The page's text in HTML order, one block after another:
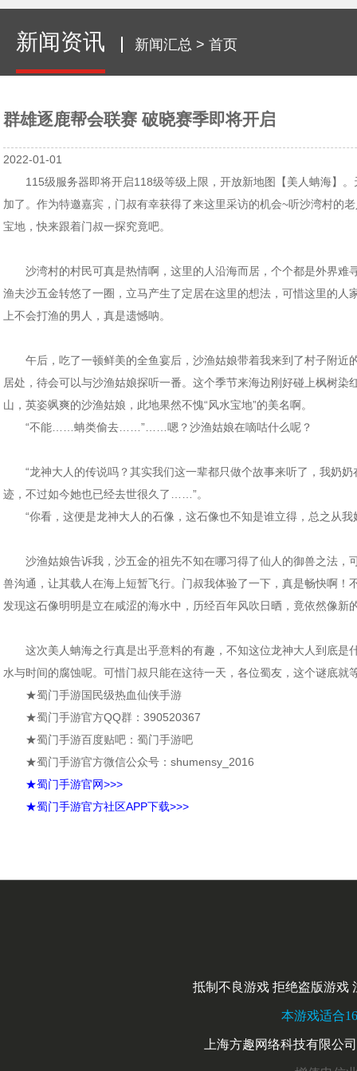
新闻资讯 新闻汇总 > 首页
群雄逐鹿帮会联赛 破晓赛季即将开启
2022-01-01
115级服务器即将开启118级等级上限，开放新地图【美人蚺海】。
加了。作为特邀嘉宾，门叔有幸获得了来这里采访的机会~听沙湾村的
宝地，快来跟着门叔一探究竟吧。
沙湾村的村民可真是热情啊，这里的人沿海而居，个个都是外界难
渔夫沙五金转悠了一圈，立马产生了定居在这里的想法，可惜这里的人
上不会打渔的男人，真是遗憾呐。
午后，吃了一顿鲜美的全鱼宴后，沙渔姑娘带着我来到了村子附近
居处，待会可以与沙渔姑娘探听一番。这个季节来海边刚好碰上枫树染
山，英姿飒爽的沙渔姑娘，此地果然不愧“风水宝地”的美名啊。
“不能……蚺类偷去……”……嗯？沙渔姑娘在嘀咕什么呢？
“龙神大人的传说吗？其实我们这一辈都只做个故事来听了，我奶奶
迹，不过如今她也已经去世很久了……”。
“你看，这便是龙神大人的石像，这石像也不知是谁立得，总之从
沙渔姑娘告诉我，沙五金的祖先不知在哪习得了仙人的御兽之法，
兽沟通，让其载人在海上短暂飞行。门叔我体验了一下，真是畅快啊！
发现这石像明明是立在咸涩的海水中，历经百年风吹日晒，竟依然像新
这次美人蚺海之行真是出乎意料的有趣，不知这位龙神大人到底是
水与时间的腐蚀呢。可惜门叔只能在这待一天，各位蜀友，这个谜底就
★蜀门手游国民级热血仙侠手游
★蜀门手游官方QQ群：390520367
★蜀门手游百度贴吧：蜀门手游吧
★蜀门手游官方微信公众号：shumensy_2016
★蜀门手游官网>>>
★蜀门手游官方社区APP下载>>>
抵制不良游戏 拒绝盗版游戏
本游戏适合
上海方趣网络科技有限公